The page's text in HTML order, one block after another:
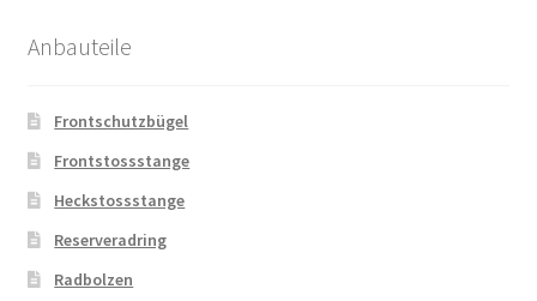
Anbauteile
Frontschutzbügel
Frontstossstange
Heckstossstange
Reserveradring
Radbolzen